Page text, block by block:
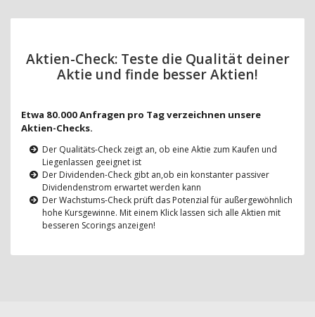
Aktien-Check: Teste die Qualität deiner
Aktie und finde besser Aktien!
Etwa 80.000 Anfragen pro Tag verzeichnen unsere
Aktien-Checks.
Der Qualitäts-Check zeigt an, ob eine Aktie zum Kaufen und
Liegenlassen geeignet ist
Der Dividenden-Check gibt an,ob ein konstanter passiver
Dividendenstrom erwartet werden kann
Der Wachstums-Check prüft das Potenzial für außergewöhnlich
hohe Kursgewinne. Mit einem Klick lassen sich alle Aktien mit
besseren Scorings anzeigen!